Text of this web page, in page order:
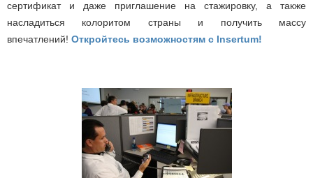
сертификат и даже приглашение на стажировку, а также
насладиться колоритом страны и получить массу
впечатлений! Откройтесь возможностям с Insertum!